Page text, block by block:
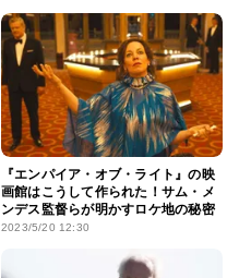
『エンパイア・オブ・ライト』の映
画館はこうして作られた！サム・メ
ンデス監督らが明かすロケ地の秘密
2023/5/20 12:30